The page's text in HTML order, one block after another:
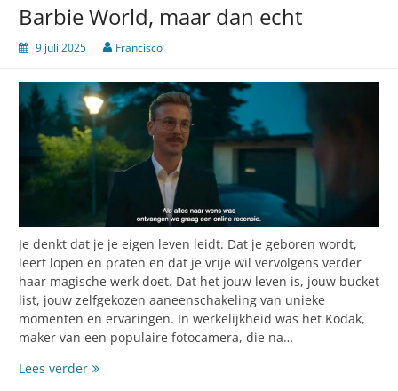
Barbie World, maar dan echt
9 juli 2025 Francisco
Je denkt dat je je eigen leven leidt. Dat je geboren wordt,
leert lopen en praten en dat je vrije wil vervolgens verder
haar magische werk doet. Dat het jouw leven is, jouw bucket
list, jouw zelfgekozen aaneenschakeling van unieke
momenten en ervaringen. In werkelijkheid was het Kodak,
maker van een populaire fotocamera, die na…
Lees verderBarbie